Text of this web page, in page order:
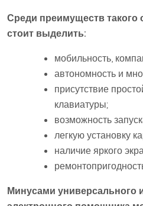
Среди преимуществ такого
стоит выделить:
мобильность,
автономность и
присутствие
клавиатуры;
возможность
легкую установку
наличие яркого
Минусами универсального